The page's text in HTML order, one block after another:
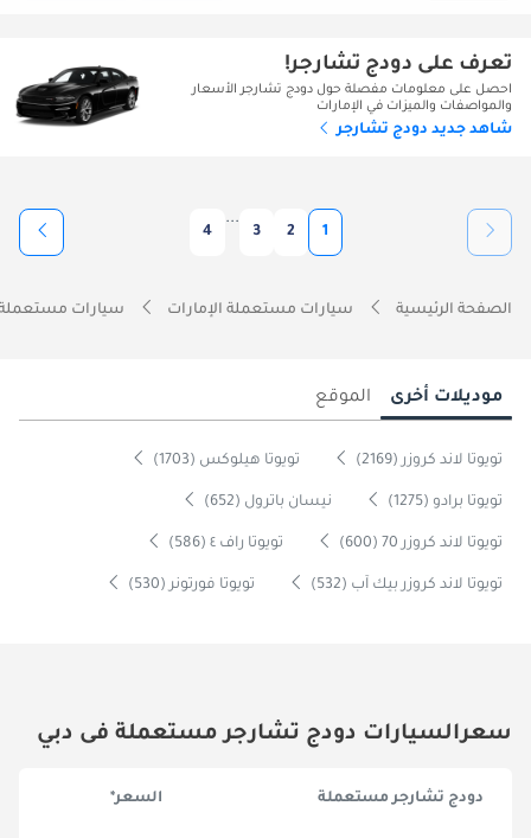
تعرف على دودج تشارجر!
احصل على معلومات مفصلة حول دودج تشارجر الأسعار
والمواصفات والميزات في الإمارات
شاهد جديد دودج تشارجر
1
2
3
...
4
الصفحة الرئيسية سيارات مستعملة الإمارات سيارات
موديلات أخرى الموقع
تويوتا لاند كروزر (2169) تويوتا هيلوكس (1703)
تويوتا برادو (1275) نيسان باترول (652)
تويوتا لاند كروزر 70 (600) تويوتا راف ٤ (586)
تويوتا لاند كروزر بيك آب (532) تويوتا فورتونر (530)
سعرالسيارات دودج تشارجر مستعملة فى دبي
دودج تشارجر مستعملة السعر*